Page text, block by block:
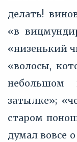
делать!
«в
«низенький
«волосы,
небольшом
затылке»;
старом
думал вовсе